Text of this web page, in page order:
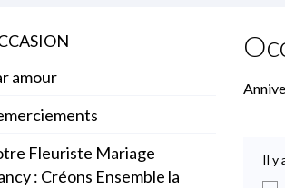
amour
Fleuriste Mariage
: Créons Ensemble la
Il y